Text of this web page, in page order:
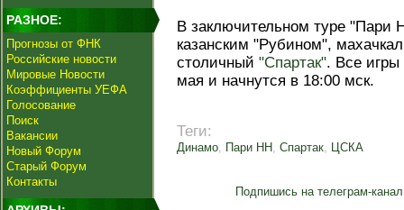
РАЗНОЕ:
Прогнозы от ФНК
Российские новости
Мировые Новости
Коэффициенты УЕФА
Голосование
Поиск
Вакансии
Новый Форум
Старый Форум
Контакты
В заключительном туре "Пари
казанским "Рубином",
столичный "Спартак". Все игры
мая и начнутся в 18:00 мск.
Теги:
Динамо, Пари НН , Спартак, ЦСКА
Подпишись на телеграм-